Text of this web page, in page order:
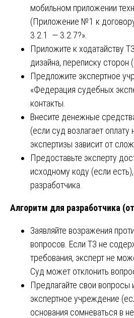
мобильном приложении
(Приложение №1 к
3.2.1 — 3.2.7?».
Приложите к ходатайству
дизайна, переписку сторон
Предложите экспертное
«Федерация судебных
контакты.
Внесите денежные
(если суд возлагает
экспертизы зависит от
Предоставьте эксперту
исходному коду (если
разработчика.
Алгоритм для разработчика
Заявляйте возражения
вопросов. Если ТЗ не
требования, эксперт не
Суд может отклонить
Предлагайте свои вопросы
экспертное учреждение
основания сомневаться в